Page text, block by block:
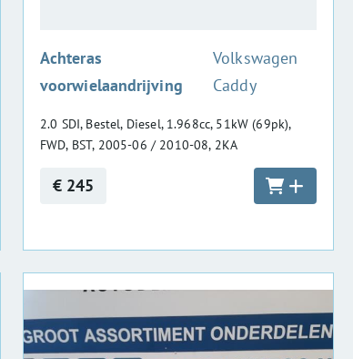
Achteras
voorwielaandrijving
:Volkswagen
Caddy
2.0 SDI, Bestel, Diesel, 1.968cc, 51kW (69pk),
FWD, BST, 2005-06 / 2010-08, 2KA
€ 245